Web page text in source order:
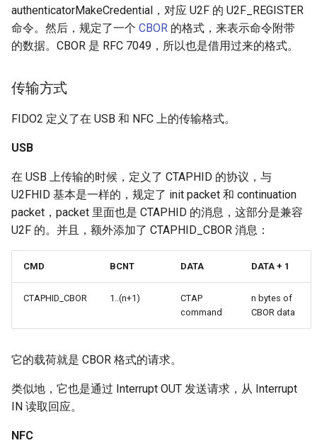
authenticatorMakeCredential，对应 U2F 的 U2F_REGISTER
命令。然后，规定了一个 CBOR 的格式，来表示命令附带
的数据。CBOR 是 RFC 7049，所以也是借用过来的格式。
传输方式
FIDO2 定义了在 USB 和 NFC 上的传输格式。
USB
在 USB 上传输的时候，定义了 CTAPHID 的协议，与
U2FHID 基本是一样的，规定了 init packet 和 continuation
packet，packet 里面也是 CTAPHID 的消息，这部分是兼容
U2F 的。并且，额外添加了 CTAPHID_CBOR 消息：
CMD BCNT DATA DATA + 1
CTAPHID_CBOR 1..(n+1)
CTAP
command
n bytes of
CBOR data
它的载荷就是 CBOR 格式的请求。
类似地，它也是通过 Interrupt OUT 发送请求，从 Interrupt
IN 读取回应。
NFC